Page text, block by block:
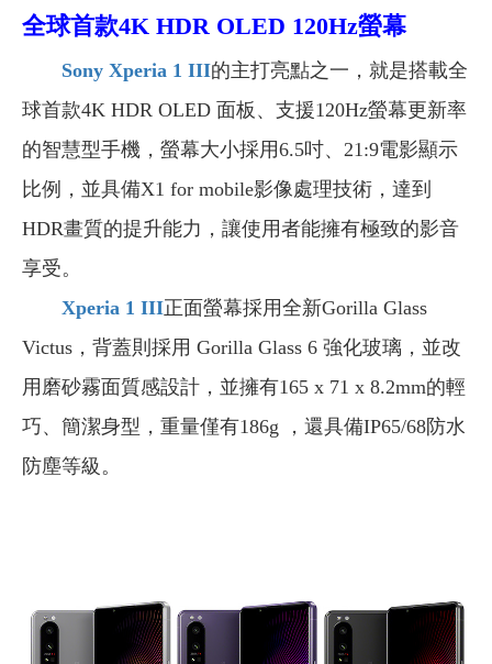
全球首款4K HDR OLED 120Hz螢幕
Sony Xperia 1 III的主打亮點之一，就是搭載全
球首款4K HDR OLED 面板、支援120Hz螢幕更新率
的智慧型手機，螢幕大小採用6.5吋、21:9電影顯示
比例，並具備X1 for mobile影像處理技術，達到
HDR畫質的提升能力，讓使用者能擁有極致的影音
享受。
Xperia 1 III正面螢幕採用全新Gorilla Glass
Victus，背蓋則採用 Gorilla Glass 6 強化玻璃，並改
用磨砂霧面質感設計，並擁有165 x 71 x 8.2mm的輕
巧、簡潔身型，重量僅有186g ，還具備IP65/68防水
防塵等級。